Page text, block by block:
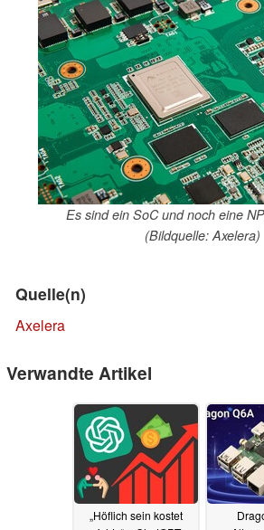
Es sind ein SoC und noch eine
(Bildquelle: Axelera)
Quelle(n)
Axelera
Verwandte Artikel
„Höflich sein kostet